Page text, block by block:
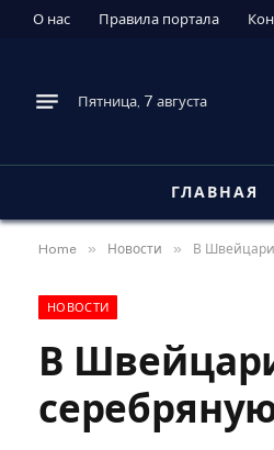
О нас Правила портала
Пятница, 7 августа
ГЛАВНАЯ
Home » Новости » В
НОВОСТИ
В